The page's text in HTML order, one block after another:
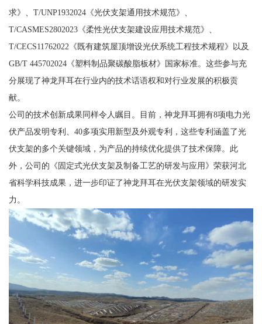
求》、T/UNP1932024《光伏支架通用技术规范》、
T/CASMES2802023《柔性光伏支架建设应用技术规范》、
T/CECS11762022《既有建筑屋顶增设光伏系统工程技术规程》以及
GB/T 445702024《塑料制品聚碳酸脂板材》国家标准。这些参与充
分展现了神龙拜耳在行业内的技术话语权和对行业发展的积极贡
献。
公司的技术创新成果同样令人瞩目。目前，神龙拜耳拥有8项电力光
伏产品发明专利、40多项实用新型及外观专利，这些专利涵盖了光
伏支架的多个关键领域，为产品的持续优化提供了技术保障。此
外，公司的《固定式光伏支架及制备工艺的研发与应用》荣获河北
省科学科技成果，进一步印证了神龙拜耳在光伏支架领域的研发实
力。